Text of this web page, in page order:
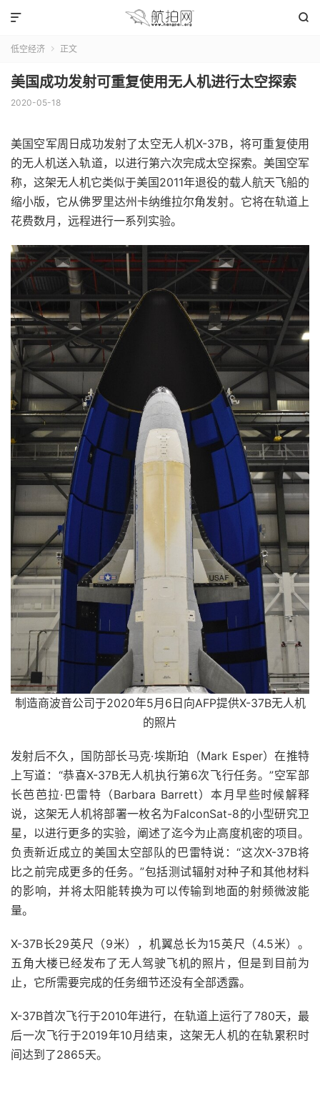


低空经济  正文
美国成功发射可重复使用无人机进行太空探索
2020-05-18
美国空军周日成功发射了太空无人机X-37B，将可重复使用
的无人机送入轨道，以进行第六次完成太空探索。 美国空军
称，这架无人机它类似于美国2011年退役的载人航天飞船的
缩小版，它从佛罗里达州卡纳维拉尔角发射。 它将在轨道上
花费数月，远程进行一系列实验。
制造商波音公司于2020年5月6日向AFP提供X-37B无人机
的照片
发射后不久，国防部长马克·埃斯珀（Mark Esper）在推特
上写道：“恭喜X-37B无人机执行第6次飞行任务。”空军部
长芭芭拉·巴雷特（Barbara Barrett）本月早些时候解释
说，这架无人机将部署一枚名为FalconSat-8的小型研究卫
星，以进行更多的实验，阐述了迄今为止高度机密的项目。
负责新近成立的美国太空部队的巴雷特说：“这次X-37B将
比之前完成更多的任务。”包括测试辐射对种子和其他材料
的影响，并将太阳能转换为可以传输到地面的射频微波能
量。
X-37B长29英尺（9米），机翼总长为15英尺（4.5米）。
五角大楼已经发布了无人驾驶飞机的照片，但是到目前为
止，它所需要完成的任务细节还没有全部透露。
X-37B首次飞行于2010年进行，在轨道上运行了780天，最
后一次飞行于2019年10月结束，这架无人机的在轨累积时
间达到了2865天。